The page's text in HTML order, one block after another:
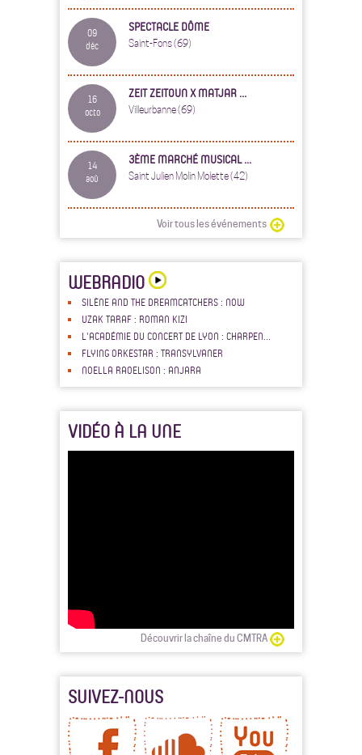
09
déc
SPECTACLE DÔME
Saint-Fons (69)
16
octo
ZEIT ZEITOUN X MATJAR ...
Villeurbanne (69)
14
aoû
3ÈME MARCHÉ MUSICAL ...
Saint Julien Molin Molette (42)
Voir tous les événements
WEBRADIO
SILÈNE AND THE DREAMCATCHERS : NOW
UZAK TARAF : ROMAN KIZI
L'ACADÉMIE DU CONCERT DE LYON : CHARPEN...
FLYING ORKESTAR : TRANSYLVANER
NOELLA RAOELISON : ANJARA
VIDÉO À LA UNE
Découvrir la chaîne du CMTRA
SUIVEZ-NOUS